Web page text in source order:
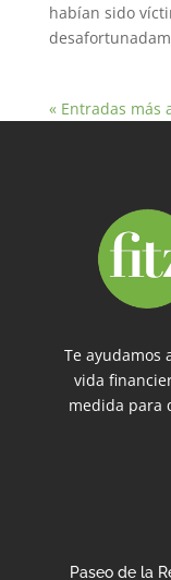
habían sido
« Entradas más
Te ayudamos
vida
medida para
Paseo de la